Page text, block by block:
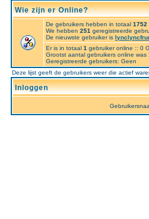
Wie zijn er Online?
De gebruikers hebben in totaal 1752
We hebben 251 geregistreerde
De nieuwste gebruiker is
Er is in totaal 1 gebruiker online :: 0
Grootst aantal gebruikers online was
Geregistreerde gebruikers: Geen
Deze lijst geeft de gebruikers weer die actief
Inloggen